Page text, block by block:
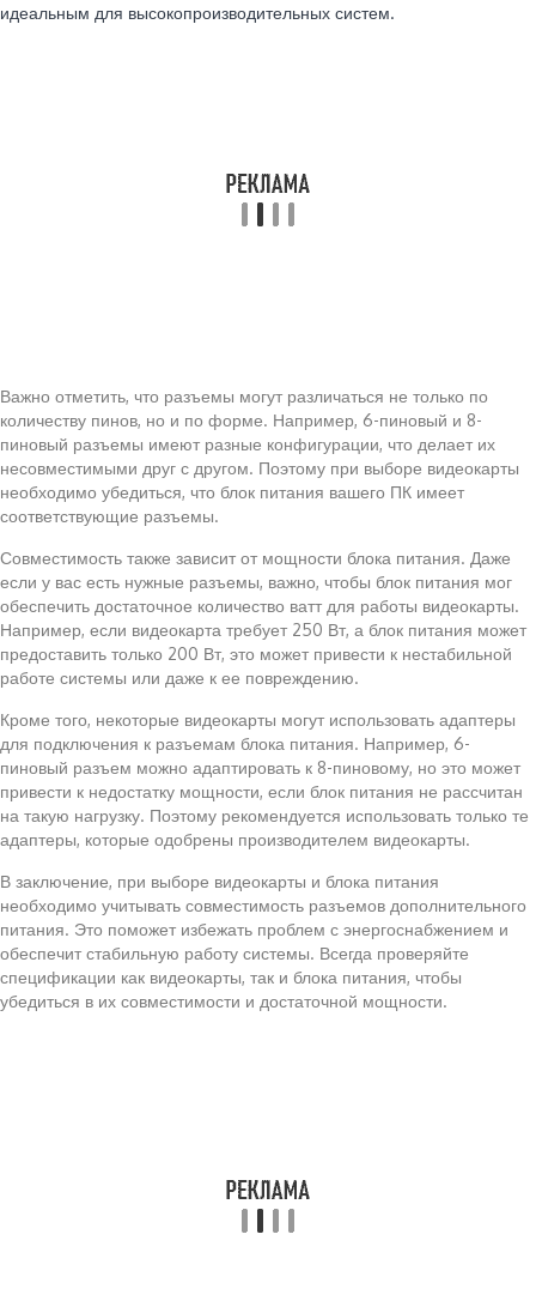
идеальным для высокопроизводительных систем.
Важно отметить, что разъемы могут различаться не только по
количеству пинов, но и по форме. Например, 6-пиновый и 8-
пиновый разъемы имеют разные конфигурации, что делает их
несовместимыми друг с другом. Поэтому при выборе видеокарты
необходимо убедиться, что блок питания вашего ПК имеет
соответствующие разъемы.
Совместимость также зависит от мощности блока питания. Даже
если у вас есть нужные разъемы, важно, чтобы блок питания мог
обеспечить достаточное количество ватт для работы видеокарты.
Например, если видеокарта требует 250 Вт, а блок питания может
предоставить только 200 Вт, это может привести к нестабильной
работе системы или даже к ее повреждению.
Кроме того, некоторые видеокарты могут использовать адаптеры
для подключения к разъемам блока питания. Например, 6-
пиновый разъем можно адаптировать к 8-пиновому, но это может
привести к недостатку мощности, если блок питания не рассчитан
на такую нагрузку. Поэтому рекомендуется использовать только те
адаптеры, которые одобрены производителем видеокарты.
В заключение, при выборе видеокарты и блока питания
необходимо учитывать совместимость разъемов дополнительного
питания. Это поможет избежать проблем с энергоснабжением и
обеспечит стабильную работу системы. Всегда проверяйте
спецификации как видеокарты, так и блока питания, чтобы
убедиться в их совместимости и достаточной мощности.